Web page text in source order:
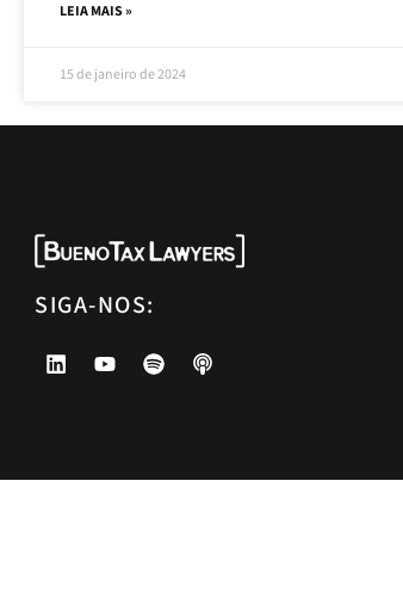
LEIA MAIS »
15 de janeiro de 2024
SIGA-NOS: